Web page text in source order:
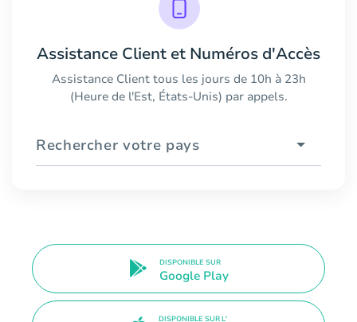
Assistance Client et Numéros d'Accès
Assistance Client tous les jours de 10h à 23h
(Heure de l'Est, États-Unis) par appels.
Rechercher votre pays
DISPONIBLE SUR
Google Play
DISPONIBLE SUR L'